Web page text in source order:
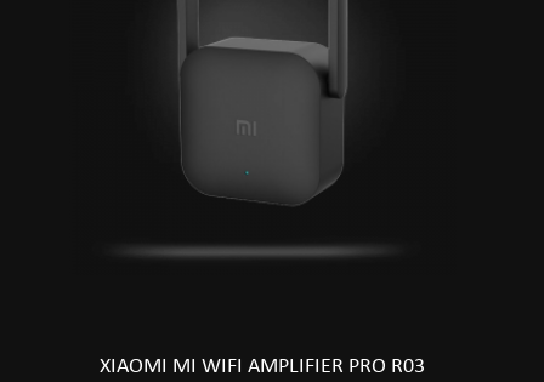
XIAOMI MI WIFI AMPLIFIER PRO R03